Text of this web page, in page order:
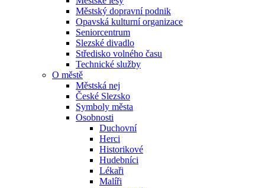
Městský dopravní podnik
Opavská kulturní organizace
Seniorcentrum
Slezské divadlo
Středisko volného času
Technické služby
O městě
Městská nej
České Slezsko
Symboly města
Osobnosti
Duchovní
Herci
Historikové
Hudebníci
Lékaři
Malíři